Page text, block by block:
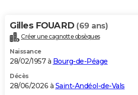
Alimentation
Guide de la santé
Maladies
Médicaments
Sommeil
VOYAGE
Destinations
City break
Voyage nature
Voyage de noces
Forum
Climat
+PHOTO
GUIDES D'ACHAT
BONS PLANS
Gilles FOUARD (69 ans)
Créer une cagnotte obsèques
Naissance
28/02/1957 à Bourg-de-Péage
Décès
28/06/2026 à Saint-Andéol-de-Vals